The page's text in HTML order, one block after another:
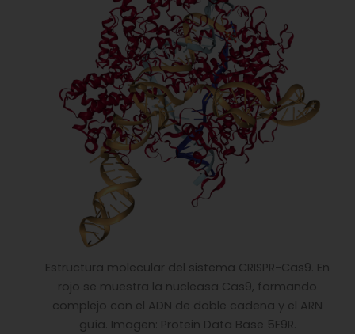
Estructura molecular del sistema CRISPR-Cas9. En
rojo se muestra la nucleasa Cas9, formando
complejo con el ADN de doble cadena y el ARN
guía. Imagen: Protein Data Base 5F9R.